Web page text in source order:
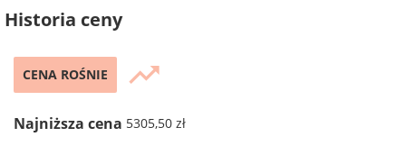
Historia ceny
CENA ROŚNIE trending_up
Najniższa cena 5305,50 zł